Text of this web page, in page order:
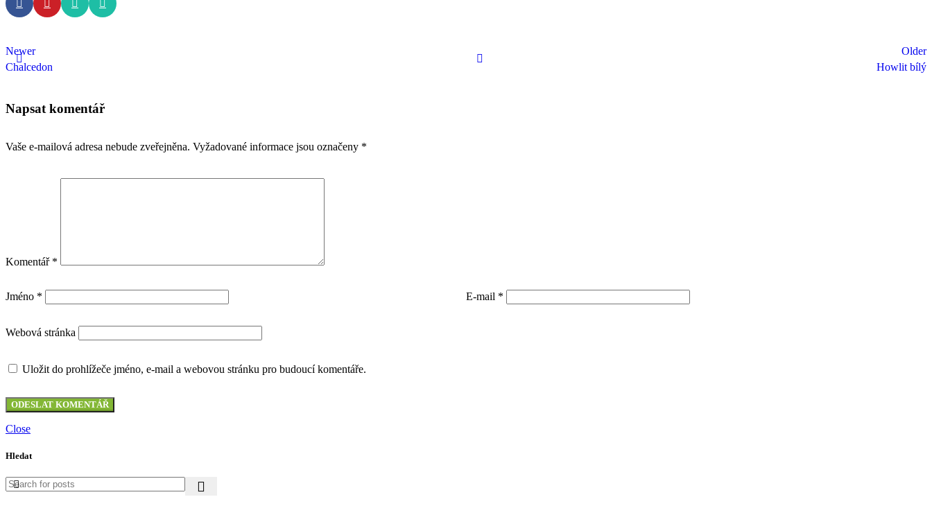
Newer
Chalcedon
Older
Howlit bílý
Napsat komentář
Vaše e-mailová adresa nebude zveřejněna. Vyžadované informace jsou označeny *
Komentář *
Jméno * E-mail *
Webová stránka
Uložit do prohlížeče jméno, e-mail a webovou stránku pro budoucí komentáře.
Close
Hledat